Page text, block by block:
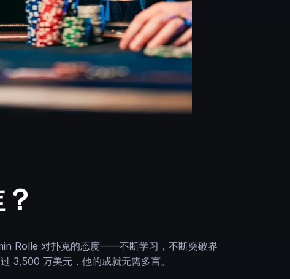
Rolle 对扑克的态度——不断学习，不断突破界
3,500 万美元，他的成就无需多言。